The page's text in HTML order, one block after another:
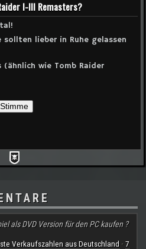
I-III Remasters?
sollten lieber in Ruhe gelassen
wie Tomb Raider
als DVD Version für den PC kaufen ?
Verkaufszahlen aus Deutschland · 7